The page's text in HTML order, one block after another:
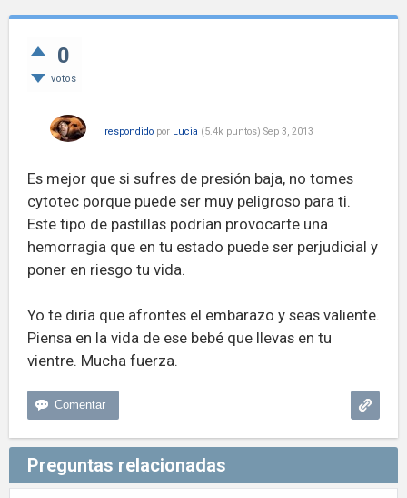
0
votos
respondido por Lucia (5.4k puntos) Sep 3, 2013
Es mejor que si sufres de presión baja, no tomes
cytotec porque puede ser muy peligroso para ti.
Este tipo de pastillas podrían provocarte una
hemorragia que en tu estado puede ser perjudicial y
poner en riesgo tu vida.
Yo te diría que afrontes el embarazo y seas valiente.
Piensa en la vida de ese bebé que llevas en tu
vientre. Mucha fuerza.
Preguntas relacionadas